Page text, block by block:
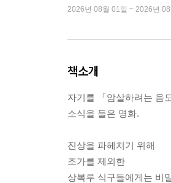
2026년 08월 01일 ~ 2026년 08
책소개
자기를 「암살하려는 음
소식을 들은 명화.
진상을 파헤치기 위해
조가를 제외한
상복루 식구들에게는 비